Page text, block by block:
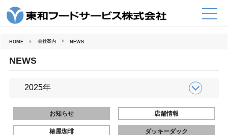
HOME 会社案内 NEWS
NEWS
お知らせ 店舗情報
椿屋珈琲 ダッキーダック